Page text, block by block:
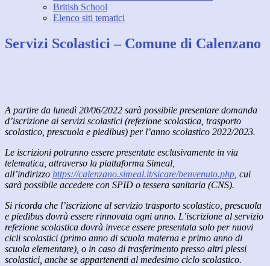
British School
Elenco siti tematici
Servizi Scolastici – Comune di Calenzano
A partire da lunedì 20/06/2022 sarà possibile presentare domanda
d’iscrizione ai servizi scolastici (refezione scolastica, trasporto
scolastico, prescuola e piedibus) per l’anno scolastico 2022/2023.
Le iscrizioni potranno essere presentate esclusivamente in via
telematica, attraverso la piattaforma Simeal,
all’indirizzo https://calenzano.simeal.it/sicare/benvenuto.php , cui
sarà possibile accedere con SPID o tessera sanitaria (CNS).
Si ricorda che l’iscrizione al servizio trasporto scolastico, prescuola
e piedibus dovrà essere rinnovata ogni anno. L’iscrizione al servizio
refezione scolastica dovrà invece essere presentata solo per nuovi
cicli scolastici (primo anno di scuola materna e primo anno di
scuola elementare), o in caso di trasferimento presso altri plessi
scolastici, anche se appartenenti al medesimo ciclo scolastico.